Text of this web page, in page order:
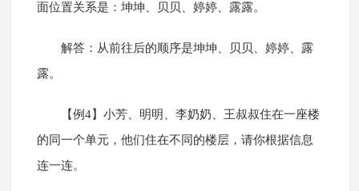
面位置关系是：坤坤、贝贝、婷婷、露露。
解答：从前往后的顺序是坤坤、贝贝、婷婷、露
露。
【例4】小芳、明明、李奶奶、王叔叔住在一座楼
的同一个单元，他们住在不同的楼层，请你根据信息
连一连。